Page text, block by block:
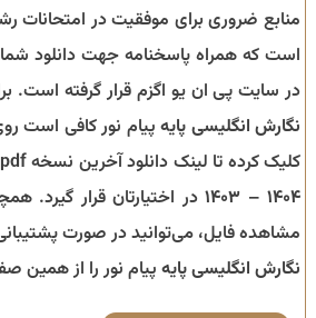
منابع ضروری برای موفقیت در امتحانات
است که همراه پاسخنامه جهت دانلود شما
در سایت پی ان یو اگزم قرار گرفته است.
نگارش انگلیسی پایهپیام نور کافی است
کلیک کرده تا لینک دانلود آخرین نسخه pdf سوالات تا
۱۴۰۴ – ۱۴۰۳
در اختیارتان قرار گیرد.
مشاهده فایل، می‌توانید در صورت
نگارش انگلیسی پایه پیام نور را از همین